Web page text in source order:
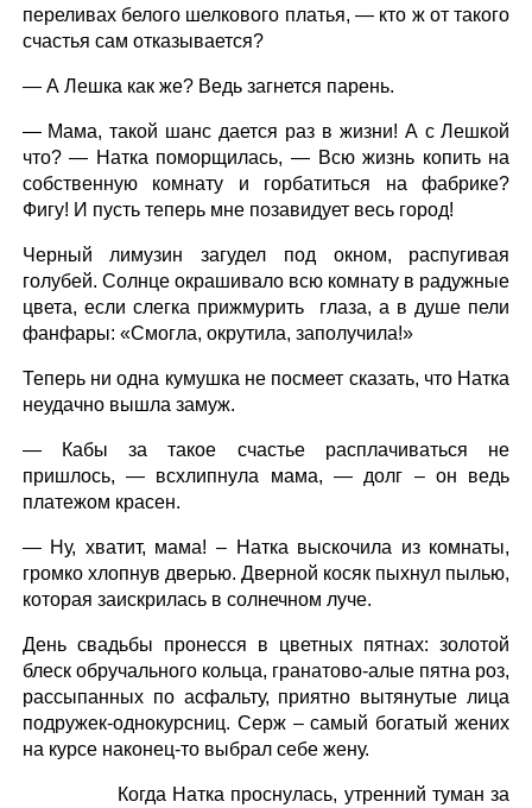
переливах белого шелкового платья, — кто ж от такого
счастья сам отказывается?
— А Лешка как же? Ведь загнется парень.
— Мама, такой шанс дается раз в жизни! А с Лешкой
что? — Натка поморщилась, — Всю жизнь копить на
собственную комнату и горбатиться на фабрике?
Фигу! И пусть теперь мне позавидует весь город!
Черный лимузин загудел под окном, распугивая
голубей. Солнце окрашивало всю комнату в радужные
цвета, если слегка прижмурить глаза, а в душе пели
фанфары: «Смогла, окрутила, заполучила!»
Теперь ни одна кумушка не посмеет сказать, что Натка
неудачно вышла замуж.
— Кабы за такое счастье расплачиваться не
пришлось, — всхлипнула мама, — долг – он ведь
платежом красен.
— Ну, хватит, мама! – Натка выскочила из комнаты,
громко хлопнув дверью. Дверной косяк пыхнул пылью,
которая заискрилась в солнечном луче.
День свадьбы пронесся в цветных пятнах: золотой
блеск обручального кольца, гранатово-алые пятна роз,
рассыпанных по асфальту, приятно вытянутые лица
подружек-однокурсниц. Серж – самый богатый жених
на курсе наконец-то выбрал себе жену.
Когда Натка проснулась, утренний туман за